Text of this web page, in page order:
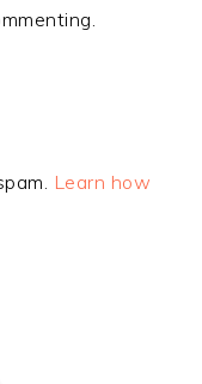
Learn how